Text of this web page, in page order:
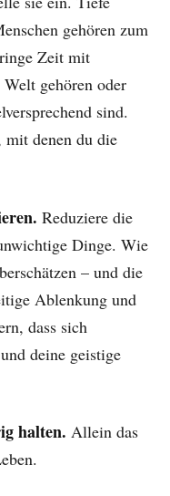
gehören zum
Zeit mit
gehören oder
sind.
denen du die
Reduziere die
Dinge. Wie
– und die
Ablenkung und
dass sich
deine geistige
halten. Allein das